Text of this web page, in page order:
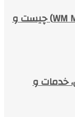
بروکر دبلیو ام مارکتس (WM Markets) چیست و
خدمات و